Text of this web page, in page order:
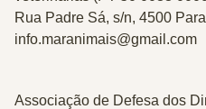
Rua Padre Sá, s/n, 4500
info.maranimais@gmail.com
Associação de Defesa dos